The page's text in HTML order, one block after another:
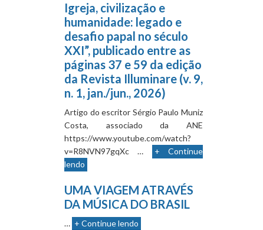
Igreja, civilização e
humanidade: legado e
desafio papal no século
XXI”, publicado entre as
páginas 37 e 59 da edição
da Revista Illuminare (v. 9,
n. 1, jan./jun., 2026)
Artigo do escritor Sérgio Paulo Muniz
Costa, associado da ANE
https://www.youtube.com/watch?
v=R8NVN97gqXc …
+ Continue
lendo
UMA VIAGEM ATRAVÉS
DA MÚSICA DO BRASIL
… + Continue lendo